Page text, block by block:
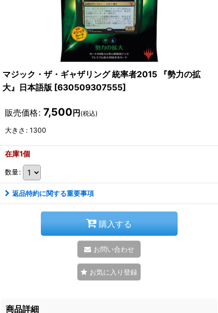
マジック・ザ・ギャザリング 統率者2015 『勢力の拡
大』日本語版 [630509307555]
販売価格: 7,500 円 (税込)
大きさ : 1300
在庫1個
数量:
返品特約に関する重要事項
購入する
お問い合わせ
お気に入り登録
商品詳細